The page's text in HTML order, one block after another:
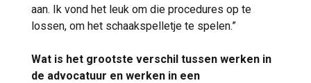
aan. Ik vond het leuk om die procedures op te
lossen, om het schaakspelletje te spelen.”
Wat is het grootste verschil tussen werken in
de advocatuur en werken in een